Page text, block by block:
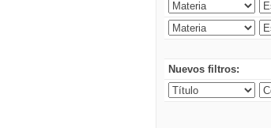
Nuevos filtros: